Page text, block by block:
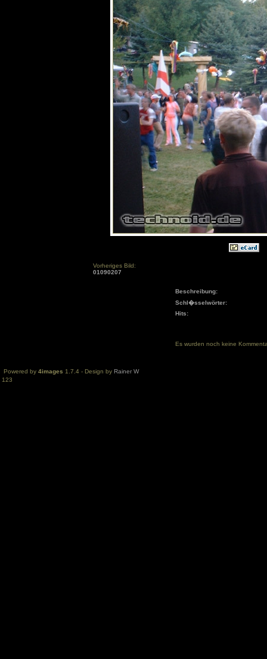
Vorheriges Bild:
01090207
Beschreibung:
Schl�sselwörter:
Hits:
Es wurden noch keine
Powered by 4images 1.7.4 - Design by Rainer W
123